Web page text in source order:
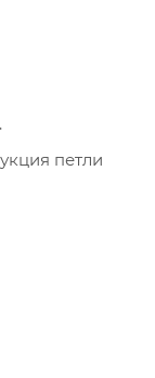
петли